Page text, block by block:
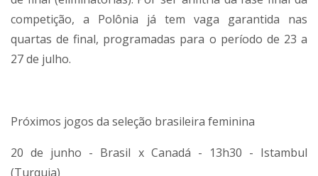
competição, a Polônia já tem vaga garantida nas
quartas de final, programadas para o período de 23 a
27 de julho.
Próximos jogos da seleção brasileira feminina
20 de junho - Brasil x Canadá - 13h30 - Istambul
(Turquia)